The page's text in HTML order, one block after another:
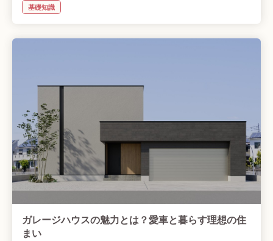
基礎知識
ガレージハウスの魅力とは？愛車と暮らす理想の住
まい